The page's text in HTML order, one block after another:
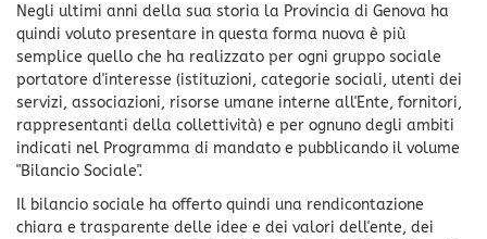
Negli ultimi anni della sua storia la Provincia di Genova ha
quindi voluto presentare in questa forma nuova è più
semplice quello che ha realizzato per ogni gruppo sociale
portatore d'interesse (istituzioni, categorie sociali, utenti dei
servizi, associazioni, risorse umane interne all'Ente, fornitori,
rappresentanti della collettività) e per ognuno degli ambiti
indicati nel Programma di mandato e pubblicando il volume
"Bilancio Sociale".
Il bilancio sociale ha offerto quindi una rendicontazione
chiara e trasparente delle idee e dei valori dell'ente, dei